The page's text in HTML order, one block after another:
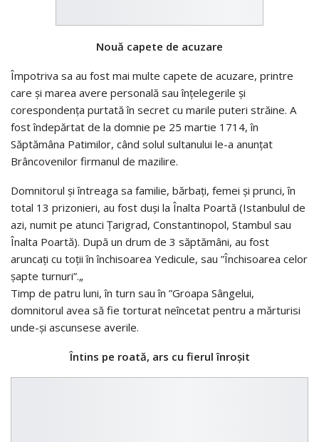
Nouă capete de acuzare
Împotriva sa au fost mai multe capete de acuzare, printre
care şi marea avere personală sau înţelegerile şi
corespondenţa purtată în secret cu marile puteri străine. A
fost îndepărtat de la domnie pe 25 martie 1714, în
Săptămâna Patimilor, când solul sultanului le-a anunţat
Brâncovenilor firmanul de mazilire.
Domnitorul şi întreaga sa familie, bărbaţi, femei şi prunci, în
total 13 prizonieri, au fost duşi la Înalta Poartă (Istanbulul de
azi, numit pe atunci Ţarigrad, Constantinopol, Stambul sau
Înalta Poartă). După un drum de 3 săptămâni, au fost
aruncaţi cu toţii în închisoarea Yedicule, sau ”Închisoarea celor
șapte turnuri”.„
Timp de patru luni, în turn sau în ”Groapa Sângelui,
domnitorul avea să fie torturat neîncetat pentru a mărturisi
unde-şi ascunsese averile.
Întins pe roată, ars cu fierul înroșit